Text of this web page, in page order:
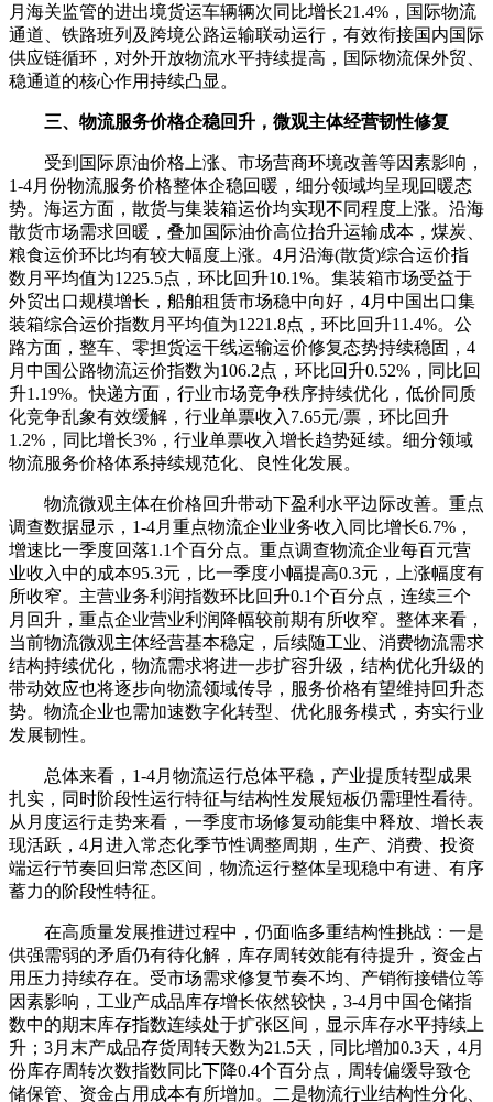
月海关监管的进出境货运车辆辆次同比增长21.4%，国际物流
通道、铁路班列及跨境公路运输联动运行，有效衔接国内国际
供应链循环，对外开放物流水平持续提高，国际物流保外贸、
稳通道的核心作用持续凸显。
三、物流服务价格企稳回升，微观主体经营韧性修复
受到国际原油价格上涨、市场营商环境改善等因素影响，
1-4月份物流服务价格整体企稳回暖，细分领域均呈现回暖态
势。海运方面，散货与集装箱运价均实现不同程度上涨。沿海
散货市场需求回暖，叠加国际油价高位抬升运输成本，煤炭、
粮食运价环比均有较大幅度上涨。4月沿海(散货)综合运价指
数月平均值为1225.5点，环比回升10.1%。集装箱市场受益于
外贸出口规模增长，船舶租赁市场稳中向好，4月中国出口集
装箱综合运价指数月平均值为1221.8点，环比回升11.4%。公
路方面，整车、零担货运干线运输运价修复态势持续稳固，4
月中国公路物流运价指数为106.2点，环比回升0.52%，同比回
升1.19%。快递方面，行业市场竞争秩序持续优化，低价同质
化竞争乱象有效缓解，行业单票收入7.65元/票，环比回升
1.2%，同比增长3%，行业单票收入增长趋势延续。细分领域
物流服务价格体系持续规范化、良性化发展。
物流微观主体在价格回升带动下盈利水平边际改善。重点
调查数据显示，1-4月重点物流企业业务收入同比增长6.7%，
增速比一季度回落1.1个百分点。重点调查物流企业每百元营
业收入中的成本95.3元，比一季度小幅提高0.3元，上涨幅度有
所收窄。主营业务利润指数环比回升0.1个百分点，连续三个
月回升，重点企业营业利润降幅较前期有所收窄。整体来看，
当前物流微观主体经营基本稳定，后续随工业、消费物流需求
结构持续优化，物流需求将进一步扩容升级，结构优化升级的
带动效应也将逐步向物流领域传导，服务价格有望维持回升态
势。物流企业也需加速数字化转型、优化服务模式，夯实行业
发展韧性。
总体来看，1-4月物流运行总体平稳，产业提质转型成果
扎实，同时阶段性运行特征与结构性发展短板仍需理性看待。
从月度运行走势来看，一季度市场修复动能集中释放、增长表
现活跃，4月进入常态化季节性调整周期，生产、消费、投资
端运行节奏回归常态区间，物流运行整体呈现稳中有进、有序
蓄力的阶段性特征。
在高质量发展推进过程中，仍面临多重结构性挑战：一是
供强需弱的矛盾仍有待化解，库存周转效能有待提升，资金占
用压力持续存在。受市场需求修复节奏不均、产销衔接错位等
因素影响，工业产成品库存增长依然较快，3-4月中国仓储指
数中的期末库存指数连续处于扩张区间，显示库存水平持续上
升；3月末产成品存货周转天数为21.5天，同比增加0.3天，4月
份库存周转次数指数同比下降0.4个百分点，周转偏缓导致仓
储保管、资金占用成本有所增加。二是物流行业结构性分化、